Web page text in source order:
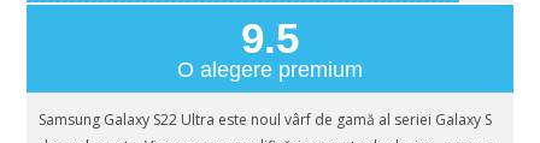
9.5
O alegere premium
Samsung Galaxy S22 Ultra este noul vârf de gamă al seriei Galaxy S